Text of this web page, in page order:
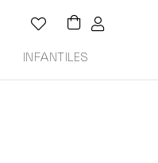
INFANTILES